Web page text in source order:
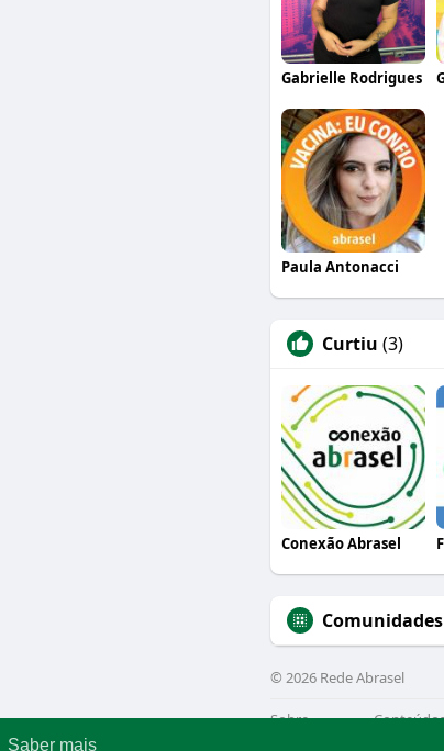
Saber mais
Gabrielle Rodrigues
Paula Antonacci
Curtiu (3)
Conexão Abrasel
Comunidades
© 2026 Rede Abrasel
Sobre